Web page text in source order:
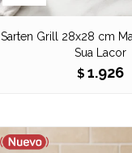
Sarten Grill 28x28 cm
Sua Lacor
$ 1.926